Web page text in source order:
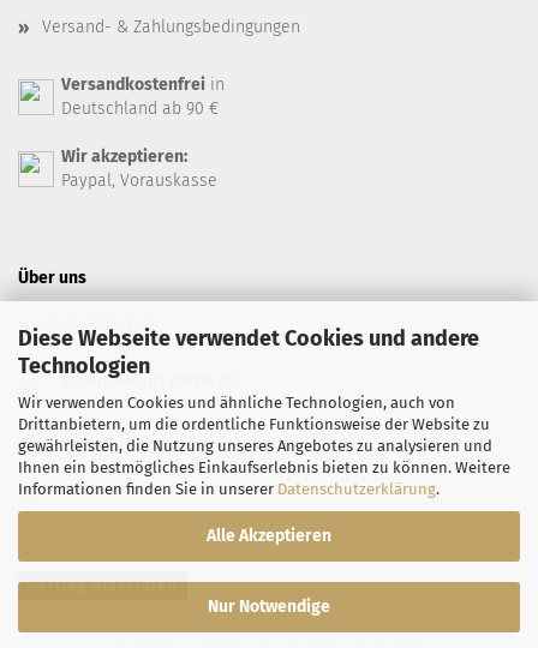
Diese Webseite verwendet Cookies und andere
Technologien
Wir verwenden Cookies und ähnliche Technologien, auch von
Drittanbietern, um die ordentliche Funktionsweise der Website zu
gewährleisten, die Nutzung unseres Angebotes zu analysieren und
Ihnen ein bestmögliches Einkaufserlebnis bieten zu können. Weitere
Informationen finden Sie in unserer Datenschutzerklärung.
Alle Akzeptieren
Nur Notwendige
Versand- & Zahlungsbedingungen
Versandkostenfrei in
Deutschland ab 90 €
Wir akzeptieren:
Paypal, Vorauskasse
Über uns
Kontaktformular
Rufen Sie uns gerne an
+49 7071 94 66 99
Safran-Feinkost auf Facebook
Safran-Feinkost auf Instagram
Vertrag widerrufen